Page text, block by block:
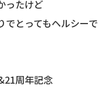
ったけど
でとってもヘルシーで
周年記念